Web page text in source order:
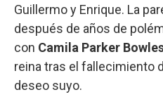
Guillermo y Enrique. La
después de años de
con Camila Parker
reina tras el fallecimiento
deseo suyo.